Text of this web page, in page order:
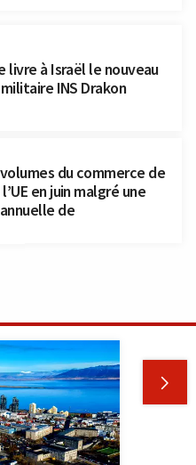
livre à Israël le nouveau
INS Drakon
du commerce de
en juin malgré une
de
